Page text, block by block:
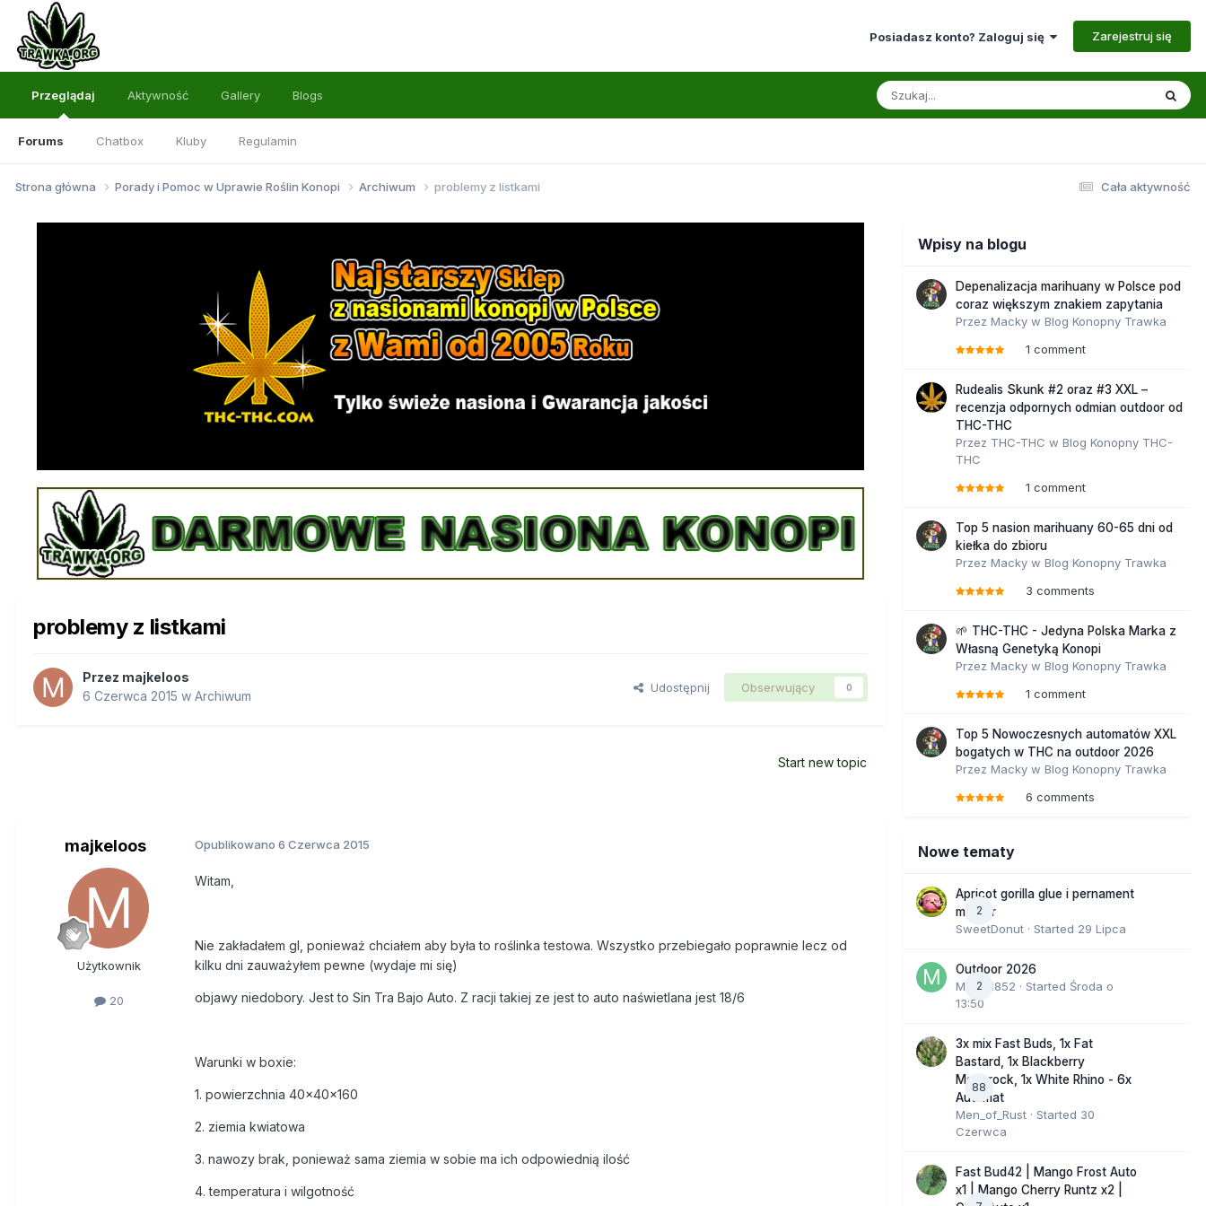
Posiadasz konto? Zaloguj się Zarejestruj się
Przeglądaj
Forums Chatbox Kluby Regulamin
Aktywność Gallery Blogs
Cała aktywność
Strona główna Porady i Pomoc w Uprawie Roślin Konopi Archiwum problemy z listkami
problemy z listkami
Przez majkeloos
6 Czerwca 2015 w Archiwum
Udostępnij Obserwujący 0
Start new topic
majkeloos
Użytkownik
20
Opublikowano 6 Czerwca 2015
Witam,
Nie zakładałem gl, ponieważ chciałem aby była to roślinka testowa. Wszystko przebiegało poprawnie lecz od
kilku dni zauważyłem pewne (wydaje mi się)
objawy niedobory. Jest to Sin Tra Bajo Auto. Z racji takiej ze jest to auto naświetlana jest 18/6
Warunki w boxie:
1. powierzchnia 40x40x160
2. ziemia kwiatowa
3. nawozy brak, ponieważ sama ziemia w sobie ma ich odpowiednią ilość
4. temperatura i wilgotność
Wpisy na blogu
Depenalizacja marihuany w Polsce pod
coraz większym znakiem zapytania
Przez Macky w Blog Konopny Trawka
1 comment
Rudealis Skunk #2 oraz #3 XXL –
recenzja odpornych odmian outdoor od
THC-THC
Przez THC-THC w Blog Konopny THC-
THC
1 comment
Top 5 nasion marihuany 60-65 dni od
kiełka do zbioru
Przez Macky w Blog Konopny Trawka
3 comments
🌱 THC-THC - Jedyna Polska Marka z
Własną Genetyką Konopi
Przez Macky w Blog Konopny Trawka
1 comment
Top 5 Nowoczesnych automatów XXL
bogatych w THC na outdoor 2026
Przez Macky w Blog Konopny Trawka
6 comments
Nowe tematy
2
Apricot gorilla glue i pernament
marker
SweetDonut · Started 29 Lipca
2
Outdoor 2026
Marcel852 · Started Środa o
13:50
88
3x mix Fast Buds, 1x Fat
Bastard, 1x Blackberry
Moonrock, 1x White Rhino - 6x
Automat
Men_of_Rust · Started 30
Czerwca
Fast Bud42 | Mango Frost Auto
x1 | Mango Cherry Runtz x2 |